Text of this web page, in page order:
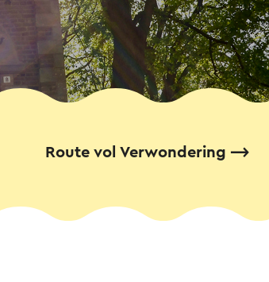
Route vol Verwondering